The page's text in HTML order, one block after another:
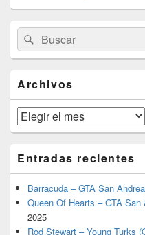
área
de
widget
lateral
primaria
Buscar
por:
Buscar
Archivos
Archivos
Entradas recientes
Barracuda – GTA San
Queen Of Hearts – GTA San
2025
Rod Stewart – Young Turks